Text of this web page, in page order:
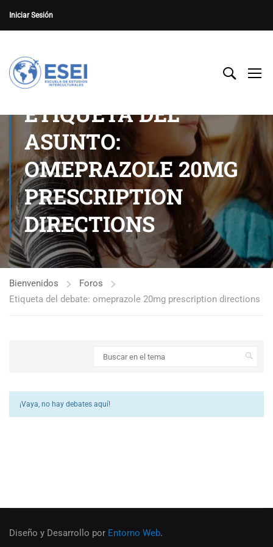
Iniciar Sesión
ETIQUETA DEL
ASUNTO:
OMEPRAZOLE 20MG
PRESCRIPTION
DIRECTIONS
Bienvenidos
Foros
Etiqueta del debate: omeprazole 20mg prescription directions
¡Vaya, no hay debates aquí!
Diseño y Desarrollo por Entorno Web.